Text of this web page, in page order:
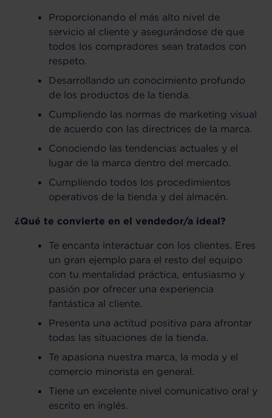
Proporcionando el más alto nivel de
servicio al cliente y asegurándose de que
todos los compradores sean tratados con
respeto.
Desarrollando un conocimiento profundo
de los productos de la tienda.
Cumpliendo las normas de marketing visual
de acuerdo con las directrices de la marca.
Conociendo las tendencias actuales y el
lugar de la marca dentro del mercado.
Cumpliendo todos los procedimientos
operativos de la tienda y del almacén.
¿Qué te convierte en el vendedor/a ideal?
Te encanta interactuar con los clientes. Eres
un gran ejemplo para el resto del equipo
con tu mentalidad práctica, entusiasmo y
pasión por ofrecer una experiencia
fantástica al cliente.
Presenta una actitud positiva para afrontar
todas las situaciones de la tienda.
Te apasiona nuestra marca, la moda y el
comercio minorista en general.
Tiene un excelente nivel comunicativo oral y
escrito en inglés.